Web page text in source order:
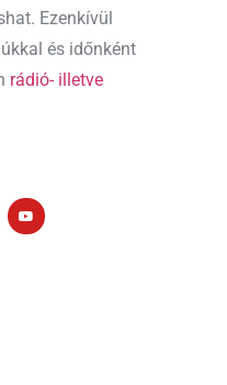
Ezenkívül
és időnként
rádió- illetve